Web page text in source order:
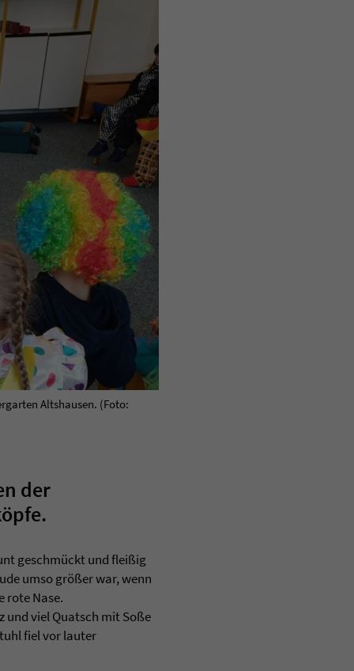
Altshausen. (Foto:
der
geschmückt und fleißig
umso größer war, wenn
rote Nase.
und viel Quatsch mit Soße
fiel vor lauter